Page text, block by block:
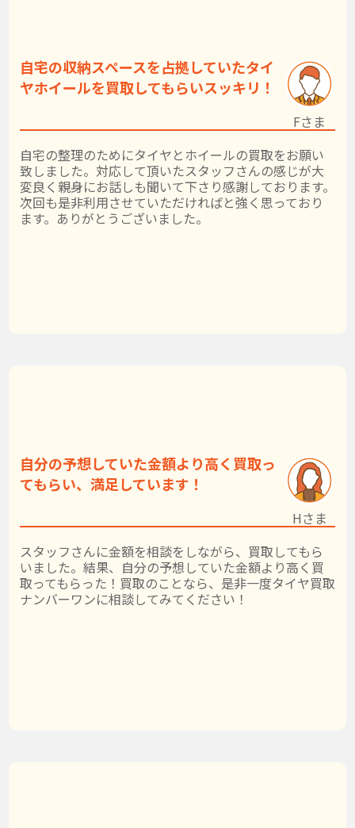
自宅の収納スペースを占拠していたタイ
ヤホイールを買取してもらいスッキリ！
自宅の整理のためにタイヤとホイールの買取をお願い
致しました。対応して頂いたスタッフさんの感じが大
変良く親身にお話しも聞いて下さり感謝しております。
次回も是非利用させていただければと強く思っており
ます。ありがとうございました。
Fさま
自分の予想していた金額より高く買取っ
てもらい、満足しています！
スタッフさんに金額を相談をしながら、買取してもら
いました。結果、自分の予想していた金額より高く買
取ってもらった！買取のことなら、是非一度タイヤ買取
ナンバーワンに相談してみてください！
Hさま